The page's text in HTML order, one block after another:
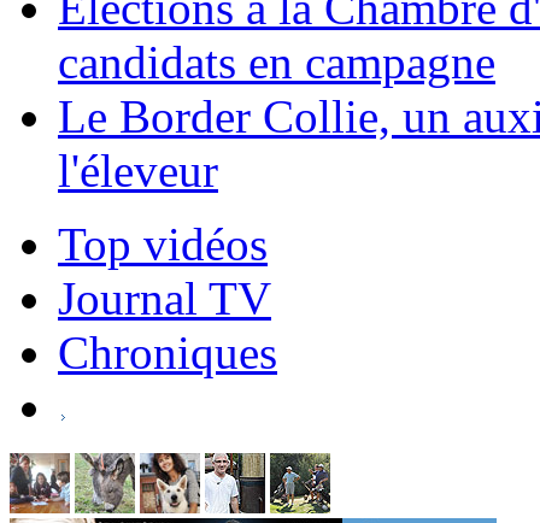
candidats en campagne
Le Border Collie, un
l'éleveur
Top vidéos
Journal TV
Chroniques